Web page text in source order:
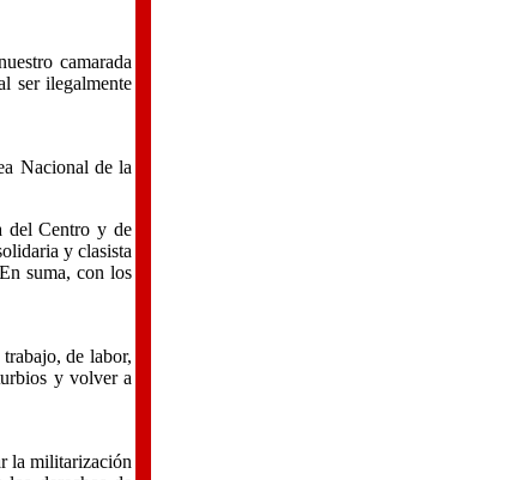
camarada
ser ilegalmente
Nacional de la
del Centro y de
y clasista
suma, con los
de labor,
y volver a
la militarización